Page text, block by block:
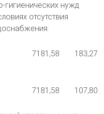
гигиенических нужд
отсутствия
7181,58 183,27
7181,58 107,80